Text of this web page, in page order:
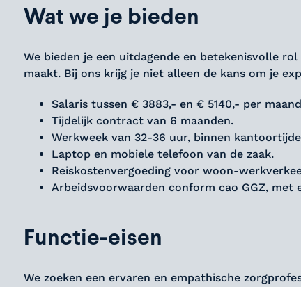
Wat we je bieden
We bieden je een uitdagende en betekenisvolle
maakt. Bij ons krijg je niet alleen de kans om je
Salaris tussen € 3883,- en € 5140,- per
Tijdelijk contract van 6 maanden.
Werkweek van 32-36 uur, binnen
Laptop en mobiele telefoon van de zaak.
Reiskostenvergoeding voor woon-
Arbeidsvoorwaarden conform cao GGZ, met
Functie-eisen
We zoeken een ervaren en empathische